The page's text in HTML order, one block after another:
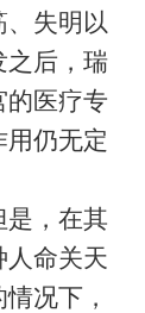
、失明以
之后，瑞
的医疗专
仍无定
是，在其
人命关天
况下，